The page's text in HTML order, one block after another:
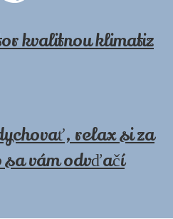
kvalitnou klimatiz
relax si za
vám odvďačí